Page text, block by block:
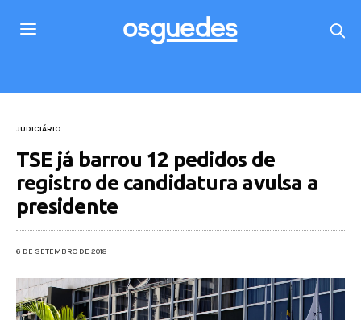
JUDICIÁRIO
TSE já barrou 12 pedidos de
registro de candidatura avulsa a
presidente
6 DE SETEMBRO DE 2018